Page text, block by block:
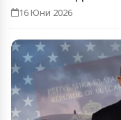
16 Юни 2026